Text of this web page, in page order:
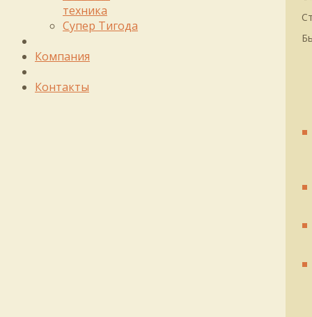
техника
Супер Тигода
Компания
Контакты